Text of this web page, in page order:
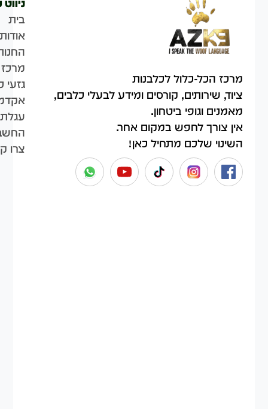
מרכז הכל-כלול לכלבנות
ציוד, שירותים, קורסים ומידע לבעלי כלבים,
מאמנים וגופי ביטחון.
אין צורך לחפש במקום אחר.
השינוי שלכם מתחיל כאן!
בית
אודות
גזעי
עגלת
צרו